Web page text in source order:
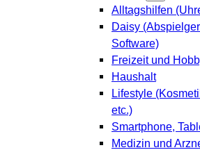
Alltagshilfen
Daisy
Software)
Freizeit und
Haushalt
Lifestyle
etc.)
Smartphone,
Medizin und